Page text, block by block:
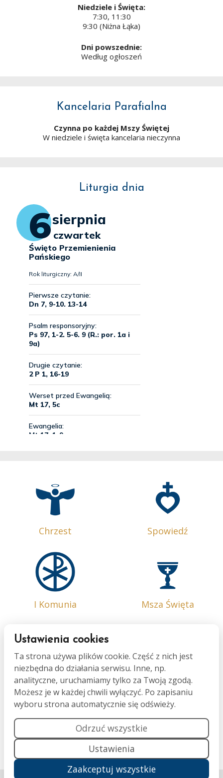
Niedziele i Święta:
7:30, 11:30
9:30 (Niżna Łąka)
Dni powszednie:
Według ogłoszeń
Kancelaria Parafialna
Czynna po każdej Mszy Świętej
W niedziele i święta kancelaria nieczynna
Liturgia dnia
Chrzest Spowiedź
I Komunia Msza Święta
Bierzmowanie Małżeństwo
Ustawienia cookies
Ta strona używa plików cookie. Część z nich jest
niezbędna do działania serwisu. Inne, np.
analityczne, uruchamiamy tylko za Twoją zgodą.
Możesz je w każdej chwili wyłączyć. Po zapisaniu
wyboru strona automatycznie się odświeży.
Odrzuć wszystkie
Ustawienia
Zaakceptuj wszystkie